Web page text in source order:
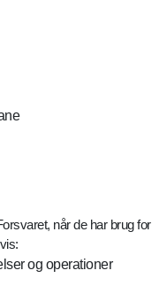
når de har brug for
og operationer